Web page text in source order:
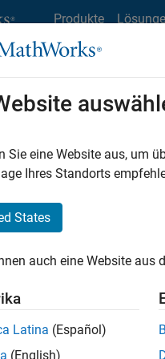
Produkte
Stellensuche
FILTER:
Stellen
Es
Region
Sie eine Website aus, um
Ihres Standorts
States
auch eine Website aus
Latina (Español)
(English)